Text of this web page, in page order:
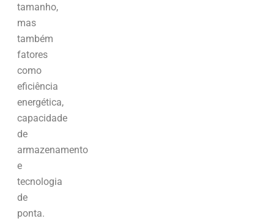
tamanho,
mas
também
fatores
como
eficiência
energética,
capacidade
de
armazenamento
e
tecnologia
de
ponta.